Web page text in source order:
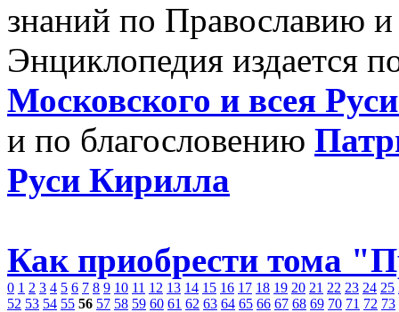
знаний по Православию
Энциклопедия издается
Московского и всея
и по благословению
Руси Кирилла
Как приобрести тома
0 1 2 3 4 5 6 7 8 9 10 11 12 13 14 15 16 17 18 19 20 21 22 23 24 25
52 53 54 55 56 57 58 59 60 61 62 63 64 65 66 67 68 69 70 71 72 73